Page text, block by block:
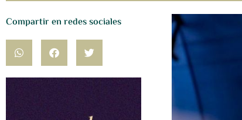
Compartir en redes sociales